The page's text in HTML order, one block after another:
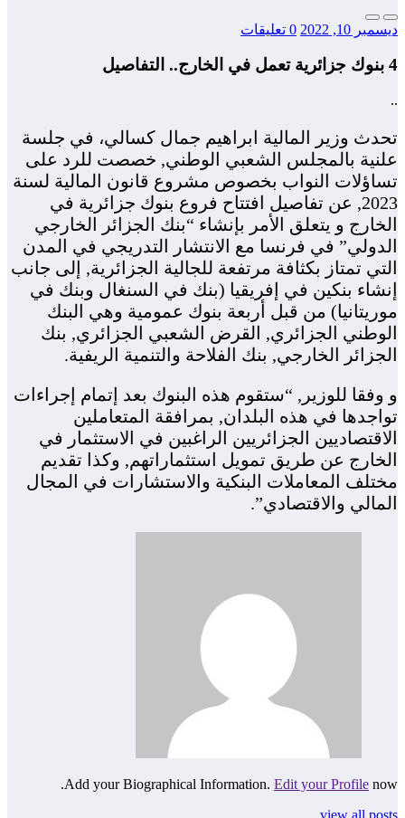
ديسمبر 10, 2022 0 تعليقات
4 بنوك جزائرية تعمل في الخارج.. التفاصيل
..
تحدث وزير المالية ابراهيم جمال كسالي، في جلسة
علنية بالمجلس الشعبي الوطني, خصصت للرد على
تساؤلات النواب بخصوص مشروع قانون المالية لسنة
2023, عن تفاصيل افتتاح فروع بنوك جزائرية في
الخارج و يتعلق الأمر بإنشاء “بنك الجزائر الخارجي
الدولي” في فرنسا مع الانتشار التدريجي في المدن
التي تمتاز بكثافة مرتفعة للجالية الجزائرية, إلى جانب
إنشاء بنكين في إفريقيا (بنك في السنغال وبنك في
موريتانيا) من قبل أربعة بنوك عمومية وهي البنك
الوطني الجزائري, القرض الشعبي الجزائري, بنك
الجزائر الخارجي, بنك الفلاحة والتنمية الريفية.
و وفقا للوزير, “ستقوم هذه البنوك بعد إتمام إجراءات
تواجدها في هذه البلدان, بمرافقة المتعاملين
الاقتصاديين الجزائريين الراغبين في الاستثمار في
الخارج عن طريق تمويل استثماراتهم, وكذا تقديم
مختلف المعاملات البنكية والاستشارات في المجال
المالي والاقتصادي”.
Add your Biographical Information. Edit your Profile now.
view all posts